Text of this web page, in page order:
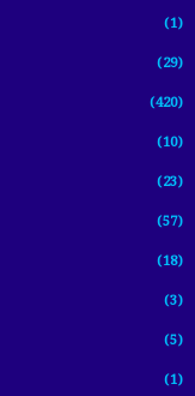
(1)
(29)
(420)
(10)
(23)
(57)
(18)
(3)
(5)
(1)